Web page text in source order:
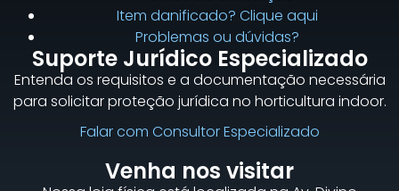
Item danificado? Clique aqui
Problemas ou dúvidas?
Suporte Jurídico Especializado
Entenda os requisitos e a documentação necessária
para solicitar proteção jurídica no horticultura indoor.
Falar com Consultor Especializado
Venha nos visitar